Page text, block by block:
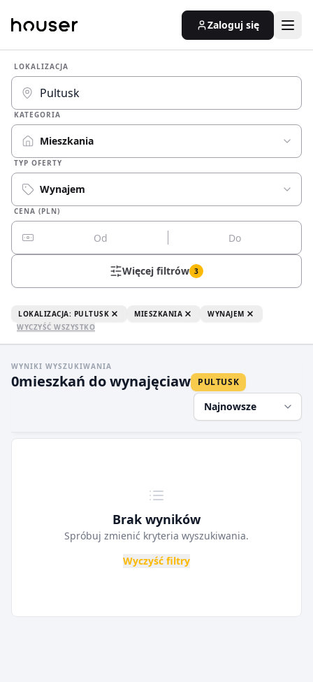
Zaloguj się
LOKALIZACJA
KATEGORIA
Mieszkania
TYP OFERTY
Wynajem
CENA (PLN)
Więcej filtrów 3
LOKALIZACJA: PULTUSK MIESZKANIA
WYNAJEM
WYCZYŚĆ WSZYSTKO
WYNIKI WYSZUKIWANIA
0mieszkań do wynajęciaw PULTUSK
Najnowsze
Brak wyników
Spróbuj zmienić kryteria wyszukiwania.
Wyczyść filtry